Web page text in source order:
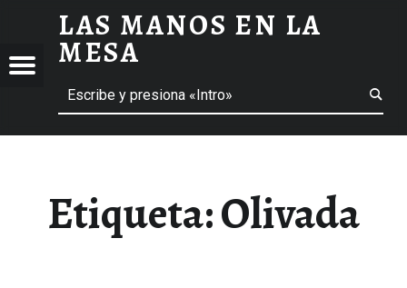
OLIVADA ARCHIVOS - LAS MANOS EN LA MESA
LAS MANOS EN LA
MESA
Menú Buscar
Etiqueta:Olivada